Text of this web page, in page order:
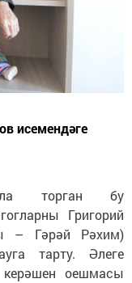
исемендәге
торган бу
Григорий
– Гәрәй Рәхим)
тарту. Әлеге
керәшен оешмасы